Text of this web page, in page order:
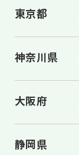
東京都
神奈川県
大阪府
静岡県